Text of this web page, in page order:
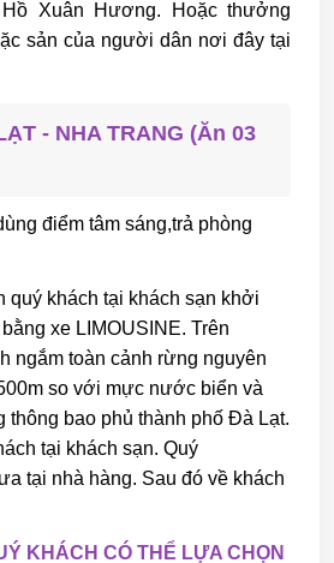
Xuân Hương. Hoặc thưởng
sản của người dân nơi đây tại
- NHA TRANG (Ăn 03
điểm tâm sáng,trả phòng
quý khách tại khách sạn khởi
xe LIMOUSINE. Trên
ngắm toàn cảnh rừng nguyên
so với mực nước biển và
bao phủ thành phố Đà Lạt.
tại khách sạn. Quý
tại nhà hàng. Sau đó về khách
KHÁCH CÓ THỂ LỰA CHỌN